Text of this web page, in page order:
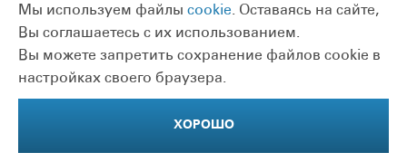
Мы используем файлы сookie. Оставаясь на сайте,
Вы соглашаетесь с их использованием.
Вы можете запретить сохранение файлов cookie в
настройках своего браузера.
ХОРОШО